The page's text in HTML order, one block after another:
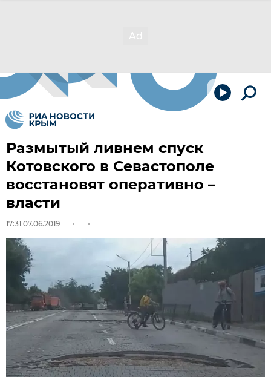
Размытый ливнем спуск
Котовского в Севастополе
восстановят оперативно –
власти
17:31 07.06.2019